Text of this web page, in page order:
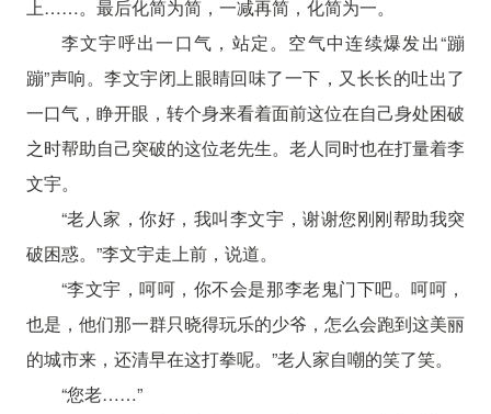
上……。最后化简为简，一减再简，化简为一。
李文宇呼出一口气，站定。空气中连续爆发出“蹦
蹦”声响。李文宇闭上眼睛回味了一下，又长长的吐出了
一口气，睁开眼，转个身来看着面前这位在自己身处困破
之时帮助自己突破的这位老先生。老人同时也在打量着李
文宇。
“老人家，你好，我叫李文宇，谢谢您刚刚帮助我突
破困惑。”李文宇走上前，说道。
“李文宇，呵呵，你不会是那李老鬼门下吧。呵呵，
也是，他们那一群只晓得玩乐的少爷，怎么会跑到这美丽
的城市来，还清早在这打拳呢。”老人家自嘲的笑了笑。
“您老……”